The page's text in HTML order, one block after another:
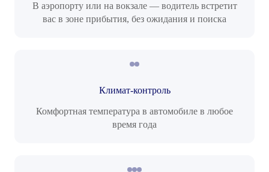
В аэропорту или на вокзале — водитель встретит
вас в зоне прибытия, без ожидания и поиска
Климат-контроль
Комфортная температура в автомобиле в любое
время года